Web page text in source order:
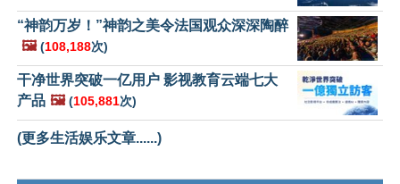
“神韵万岁！”神韵之美令法国观众深深陶醉
🖼️ (108,188次)
干净世界突破一亿用户 影视教育云端七大
产品 🖼️ (105,881次)
(更多生活娱乐文章......)